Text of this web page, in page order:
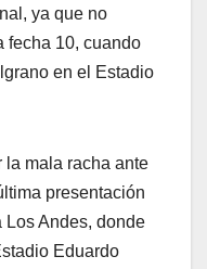
ya que no
fecha 10, cuando
en el Estadio
la mala racha ante
presentación
Los Andes, donde
Eduardo